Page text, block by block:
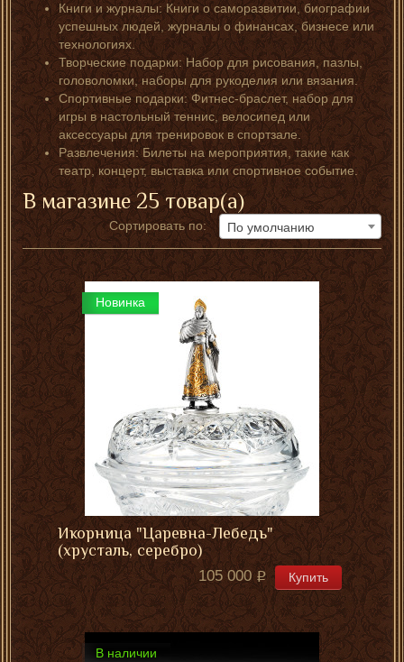
Книги и журналы: Книги о саморазвитии, биографии
успешных людей, журналы о финансах, бизнесе или
технологиях.
Творческие подарки: Набор для рисования, пазлы,
головоломки, наборы для рукоделия или вязания.
Спортивные подарки: Фитнес-браслет, набор для
игры в настольный теннис, велосипед или
аксессуары для тренировок в спортзале.
Развлечения: Билеты на мероприятия, такие как
театр, концерт, выставка или спортивное событие.
В магазине 25 товар(а)
Сортировать по: По умолчанию
Новинка
Икорница "Царевна-Лебедь"
(хрусталь, серебро)
105 000 Купить
В наличии